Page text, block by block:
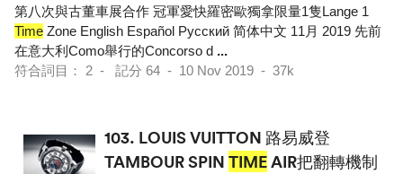
第八次與古董車展合作 冠軍愛快羅密歐獨拿限量1隻Lange 1
Time Zone English Español Pусский 简体中文 11月 2019 先前
在意大利Como舉行的Concorso d ...
符合詞目： 2 - 記分 64 - 10 Nov 2019 - 37k
103. LOUIS VUITTON 路易威登
TAMBOUR SPIN TIMEAIR把翻轉機制